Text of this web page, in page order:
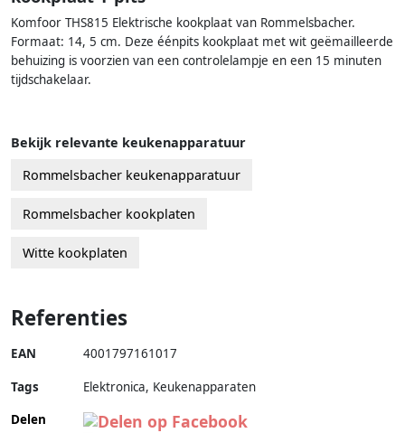
Komfoor THS815 Elektrische kookplaat van Rommelsbacher.
Formaat: 14, 5 cm. Deze éénpits kookplaat met wit geëmailleerde
behuizing is voorzien van een controlelampje en een 15 minuten
tijdschakelaar.
Bekijk relevante keukenapparatuur
Rommelsbacher keukenapparatuur
Rommelsbacher kookplaten
Witte kookplaten
Referenties
EAN 4001797161017
Tags
Elektronica, Keukenapparaten
Delen